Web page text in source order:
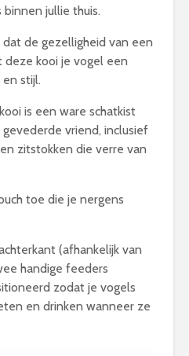
binnen jullie thuis.
de gezelligheid van een
deze kooi je vogel een
stijl.
is een ware schatkist
vriend, inclusief
zitstokken die verre van
toe die je nergens
(afhankelijk van
handige feeders
zodat je vogels
en drinken wanneer ze